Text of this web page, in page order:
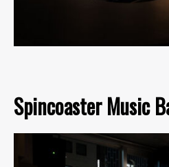
Spincoaster Music